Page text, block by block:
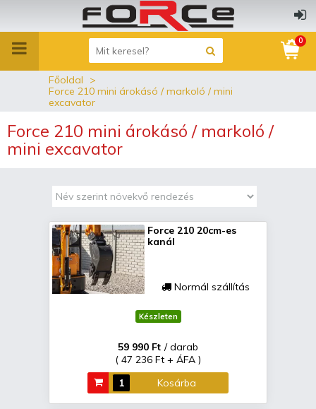
0
Főoldal
Force 210 mini árokásó / markoló / mini
excavator
Force 210 mini árokásó / markoló /
mini excavator
Force 210 20cm-es
kanál
Normál szállítás
Készleten
59 990 Ft / darab
( 47 236 Ft + ÁFA )
Kosárba